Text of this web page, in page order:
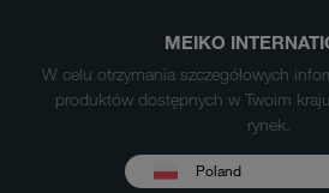
MEIKO
W celu otrzymania szczegółowych
produktów dostępnych w Twoim
rynek.
Poland